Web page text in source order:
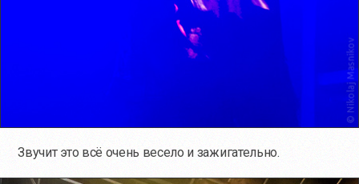
Звучит это всё очень весело и зажигательно.